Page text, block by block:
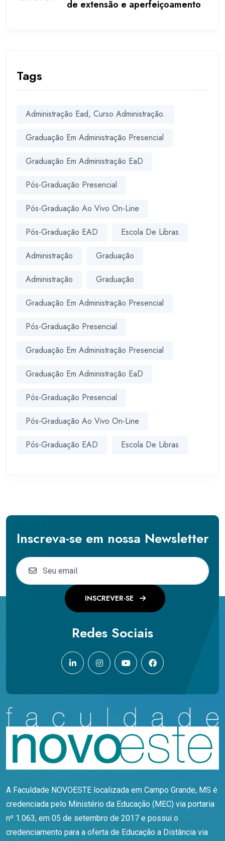
de extensão e aperfeiçoamento
Tags
Administração Ead, Curso Administração.
Graduação Em Administração Presencial
Graduação Em Administração EaD
Pós-Graduação Presencial
Pós-Graduação Ao Vivo On-Line
Pós-Graduação EAD Escola De Libras
Administração Graduação
Administração Graduação
Graduação Em Administração Presencial
Pós-Graduação Presencial
Graduação Em Administração Presencial
Graduação Em Administração EaD
Pós-Graduação Presencial
Pós-Graduação Ao Vivo On-Line
Pós-Graduação EAD Escola De Libras
Inscreva-se em nossa Newsletter
INSCREVER-SE
Redes Sociais
A Faculdade NOVOESTE localizada em Campo Grande, MS é
credenciada pelo Ministério da Educação (MEC) via portaria
nº 1.063, em 05 de setembro de 2017 e possui o
credenciamento para a oferta de Educação a Distância via